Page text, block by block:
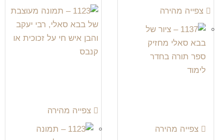
צפייה מהירה
צפייה מהירה
צפייה מהירה